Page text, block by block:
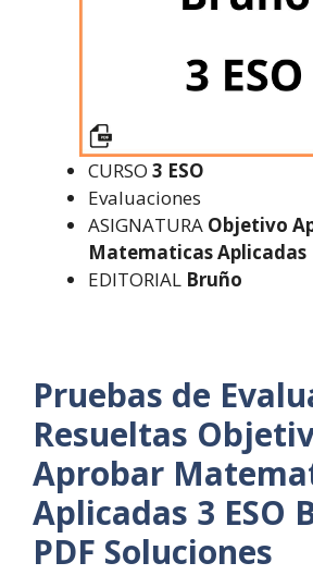
CURSO 3 ESO
Evaluaciones
ASIGNATURA Objetivo
Matematicas Aplicadas
EDITORIAL Bruño
Pruebas de
Resueltas
Aprobar
Aplicadas 3 ESO
PDF Soluciones